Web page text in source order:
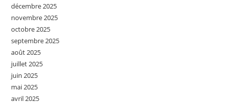
décembre 2025
novembre 2025
octobre 2025
septembre 2025
août 2025
juillet 2025
juin 2025
mai 2025
avril 2025